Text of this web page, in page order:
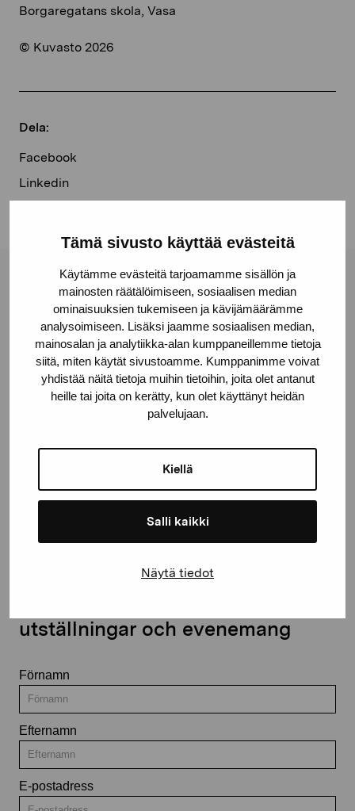
Tämä sivusto käyttää evästeitä
Käytämme evästeitä tarjoamamme sisällön ja
mainosten räätälöimiseen, sosiaalisen median
ominaisuuksien tukemiseen ja kävijämäärämme
analysoimiseen. Lisäksi jaamme sosiaalisen median,
mainosalan ja analytiikka-alan kumppaneillemme tietoja
siitä, miten käytät sivustoamme. Kumppanimme voivat
yhdistää näitä tietoja muihin tietoihin, joita olet antanut
heille tai joita on kerätty, kun olet käyttänyt heidän
palvelujaan.
Kiellä
Salli kaikki
Näytä tiedot
Borgaregatans skola, Vasa
© Kuvasto 2026
Dela:
Facebook
Linkedin
Stiftelsen Pro Artibus
Gustav Wasas gata 11
10600 Ekenäs
proartibus@proartibus.fi
+358 (0)50 371 6339
Kontakta oss
utställningar och evenemang
Förnamn
Efternamn
E-postadress